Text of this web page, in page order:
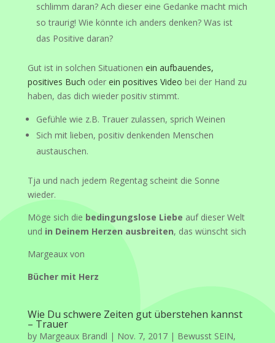
schlimm daran? Ach dieser eine Gedanke macht mich
so traurig! Wie könnte ich anders denken? Was ist
das Positive daran?
Gut ist in solchen Situationen ein aufbauendes,
positives Buch oder ein positives Video bei der Hand zu
haben, das dich wieder positiv stimmt.
Gefühle wie z.B. Trauer zulassen, sprich Weinen
Sich mit lieben, positiv denkenden Menschen
austauschen.
Tja und nach jedem Regentag scheint die Sonne
wieder.
Möge sich die bedingungslose Liebe auf dieser Welt
und in Deinem Herzen ausbreiten, das wünscht sich
Margeaux von
Bücher mit Herz
Wie Du schwere Zeiten gut überstehen kannst
– Trauer
by Margeaux Brandl | Nov. 7, 2017| Bewusst SEIN,